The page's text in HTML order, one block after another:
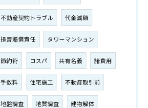
不動産契約トラブル 代金減額
損害賠償責任 タワーマンション
節約術 コスパ 共有名義 諸費用
手数料 住宅施工 不動産取引前
地盤調査 地質調査 建物解体